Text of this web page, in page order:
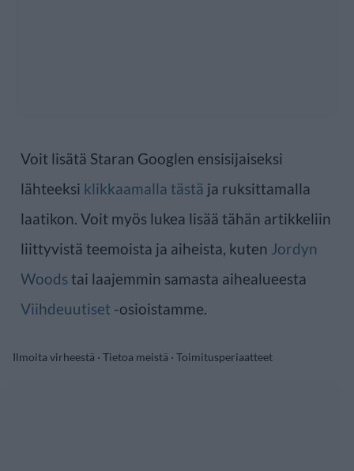
Voit lisätä Staran Googlen ensisijaiseksi
lähteeksi klikkaamalla tästä ja ruksittamalla
laatikon. Voit myös lukea lisää tähän artikkeliin
liittyvistä teemoista ja aiheista, kuten Jordyn
Woods tai laajemmin samasta aihealueesta
Viihdeuutiset -osioistamme.
Ilmoita virheestä · Tietoa meistä · Toimitusperiaatteet